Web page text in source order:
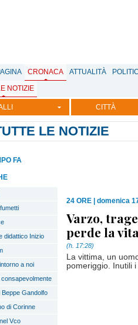
CRONACA ATTUALITÀ
NOTIZIE
CITTÀ
LE NOTIZIE
FA
didattico Inizio
a noi
consapevolmente
Beppe Gandolfo
di Corinne
Vco
24 ORE domenica
Varzo,
perde la
(h. 17:28)
La vittima, un
pomeriggio. Inutili